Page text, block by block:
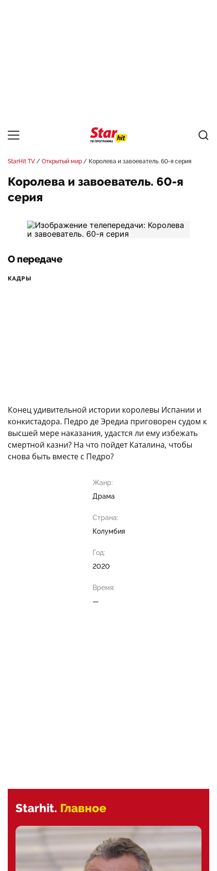
StarHit TV Открытый мир Королева и завоеватель. 60-я серия
Королева и завоеватель. 60-я
серия
О передаче
КАДРЫ
Конец удивительной истории королевы Испании и
конкистадора. Педро де Эредиа приговорен судом к
высшей мере наказания, удастся ли ему избежать
смертной казни? На что пойдет Каталина, чтобы
снова быть вместе с Педро?
Жанр:
Драма
Страна:
Колумбия
Год:
2020
Время:
—
Starhit. Главное